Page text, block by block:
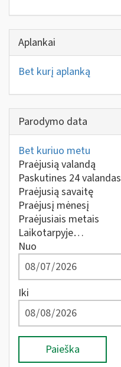
Aplankai
Bet kurį aplanką
Parodymo data
Bet kuriuo metu
Praėjusią valandą
Paskutines 24 valandas
Praėjusią savaitę
Praėjusį mėnesį
Praėjusiais metais
Laikotarpyje…
Nuo
Iki
Paieška